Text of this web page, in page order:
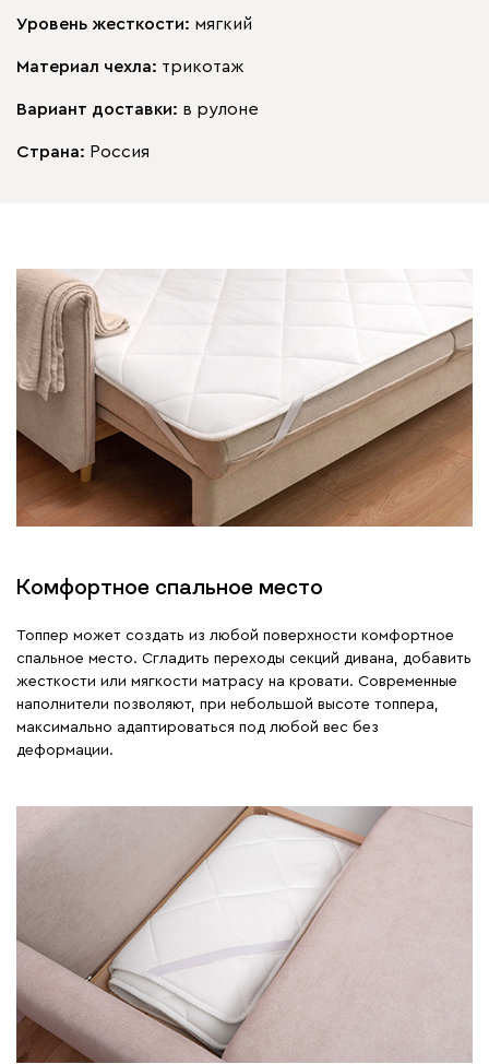
Уровень жесткости: мягкий
Материал чехла: трикотаж
Вариант доставки: в рулоне
Страна: Россия
Комфортное спальное место
Топпер может создать из любой поверхности комфортное
спальное место. Сгладить переходы секций дивана, добавить
жесткости или мягкости матрасу на кровати. Современные
наполнители позволяют, при небольшой высоте топпера,
максимально адаптироваться под любой вес без
деформации.